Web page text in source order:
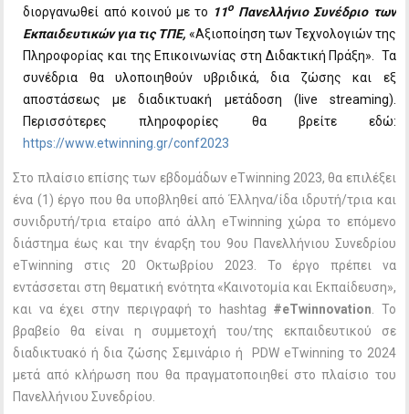
διοργανωθεί από κοινού με το 11ο Πανελλήνιο Συνέδριο των
Εκπαιδευτικών για τις ΤΠΕ, «Αξιοποίηση των Τεχνολογιών της
Πληροφορίας και της Επικοινωνίας στη Διδακτική Πράξη». Τα
συνέδρια θα υλοποιηθούν υβριδικά, δια ζώσης και εξ
αποστάσεως με διαδικτυακή μετάδοση (live streaming).
Περισσότερες πληροφορίες θα βρείτε εδώ:
https://www.etwinning.gr/conf2023
Στο πλαίσιο επίσης των εβδομάδων eTwinning 2023, θα επιλέξει
ένα (1) έργο που θα υποβληθεί από Έλληνα/ίδα ιδρυτή/τρια και
συνιδρυτή/τρια εταίρο από άλλη eTwinning χώρα το επόμενο
διάστημα έως και την έναρξη του 9ου Πανελλήνιου Συνεδρίου
eTwinning στις 20 Οκτωβρίου 2023. Το έργο πρέπει να
εντάσσεται στη θεματική ενότητα «Καινοτομία και Εκπαίδευση»,
και να έχει στην περιγραφή το hashtag #eTwinnovation . Το
βραβείο θα είναι η συμμετοχή του/της εκπαιδευτικού σε
διαδικτυακό ή δια ζώσης Σεμινάριο ή PDW eTwinning το 2024
μετά από κλήρωση που θα πραγματοποιηθεί στο πλαίσιο του
Πανελλήνιου Συνεδρίου.